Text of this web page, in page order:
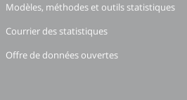
Modèles, méthodes et outils statistiques
Courrier des statistiques
Offre de données ouvertes